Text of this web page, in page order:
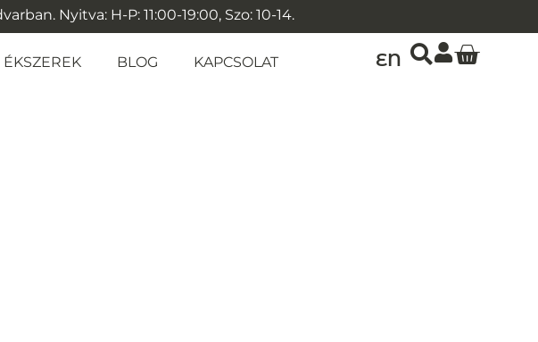
Nyitva: H-P: 11:00-19:00, Szo: 10-14.
ÉKSZEREK BLOG KAPCSOLAT EN